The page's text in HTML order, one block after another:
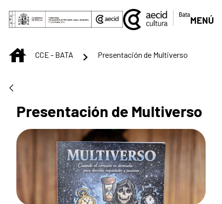
Saltar al contenido principal
MENÚ
INICIOCCE - BATA Presentación de Multiverso
Presentación de Multiverso